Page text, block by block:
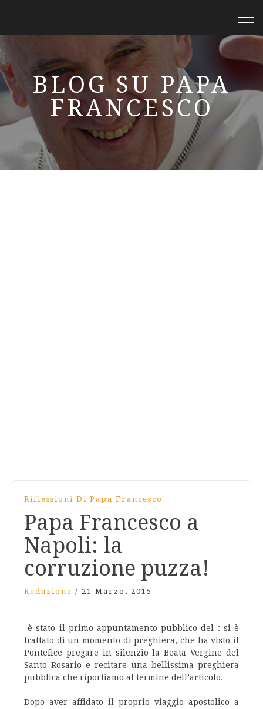
BLOG SU PAPA
FRANCESCO
Riflessioni Di Papa Francesco
Papa Francesco a
Napoli: la
corruzione puzza!
Redazione / 21 Marzo, 2015
è stato il primo appuntamento pubblico del : si è
trattato di un momento di preghiera, che ha visto il
Pontefice pregare in silenzio la Beata Vergine del
Santo Rosario e recitare una bellissima preghiera
pubblica che riportiamo al termine dell’articolo.
Dopo aver affidato il proprio viaggio apostolico a